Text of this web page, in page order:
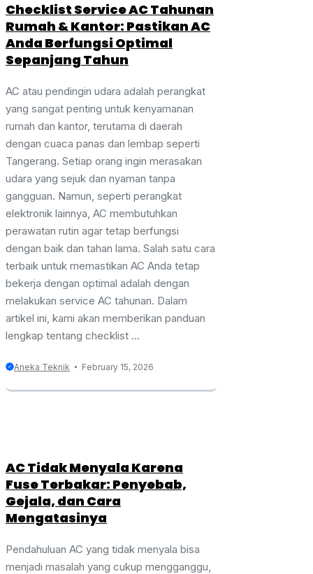
Checklist Service AC Tahunan
Rumah & Kantor: Pastikan AC
Anda Berfungsi Optimal
Sepanjang Tahun
AC atau pendingin udara adalah perangkat
yang sangat penting untuk kenyamanan
rumah dan kantor, terutama di daerah
dengan cuaca panas dan lembap seperti
Tangerang. Setiap orang ingin merasakan
udara yang sejuk dan nyaman tanpa
gangguan. Namun, seperti perangkat
elektronik lainnya, AC membutuhkan
perawatan rutin agar tetap berfungsi
dengan baik dan tahan lama. Salah satu cara
terbaik untuk memastikan AC Anda tetap
bekerja dengan optimal adalah dengan
melakukan service AC tahunan. Dalam
artikel ini, kami akan memberikan panduan
lengkap tentang checklist ...
Aneka Teknik February 15, 2026
AC Tidak Menyala Karena
Fuse Terbakar: Penyebab,
Gejala, dan Cara
Mengatasinya
Pendahuluan AC yang tidak menyala bisa
menjadi masalah yang cukup mengganggu,